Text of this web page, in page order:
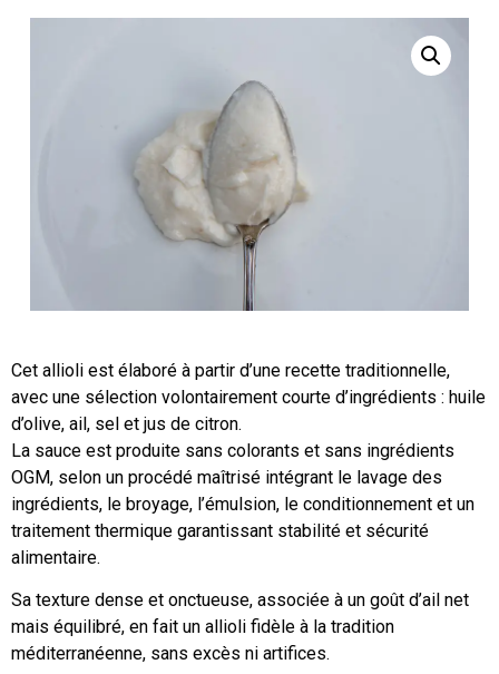
Cet allioli est élaboré à partir d’une recette traditionnelle,
avec une sélection volontairement courte d’ingrédients : huile
d’olive, ail, sel et jus de citron.
La sauce est produite sans colorants et sans ingrédients
OGM, selon un procédé maîtrisé intégrant le lavage des
ingrédients, le broyage, l’émulsion, le conditionnement et un
traitement thermique garantissant stabilité et sécurité
alimentaire.
Sa texture dense et onctueuse, associée à un goût d’ail net
mais équilibré, en fait un allioli fidèle à la tradition
méditerranéenne, sans excès ni artifices.